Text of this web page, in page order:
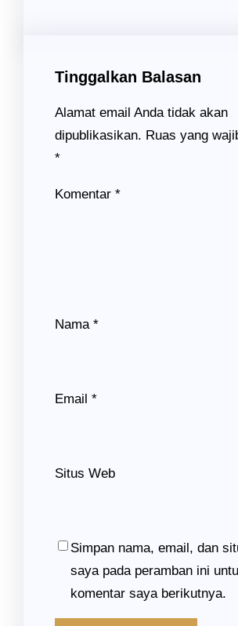
Tinggalkan Balasan
Alamat email Anda tidak akan
dipublikasikan. Ruas yang
*
Komentar *
Nama *
Email *
Situs Web
Simpan nama, email, dan
saya pada peramban ini
komentar saya berikutnya.